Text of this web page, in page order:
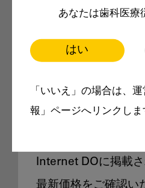
あなたは歯科医療
はい
「いいえ」の場合は、
報」ページへリンクしま
製品価格も
Internet DOに掲載
最新価格をご確認い